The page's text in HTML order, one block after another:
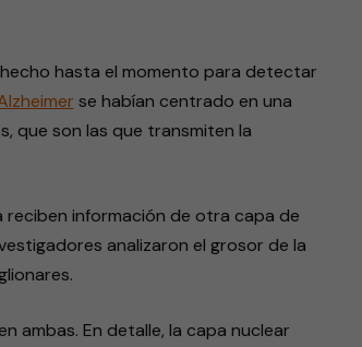
hasta el momento para detectar
se habían centrado en una
que son las que transmiten la
reciben información de otra capa de
analizaron el grosor de la
ambas. En detalle, la capa nuclear